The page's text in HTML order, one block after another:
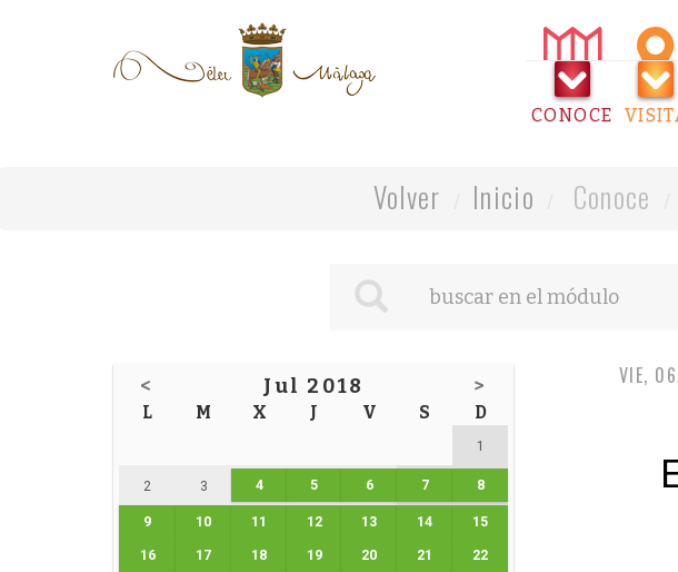
CONOCE
Volver Inicio Conoce
< Jul 2018 >
L M X J V S D
1
2 3 4 5 6 7 8
9 10 11 12 13 14 15
16 17 18 19 20 21 22
VIE,